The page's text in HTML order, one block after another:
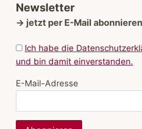
Newsletter
→ jetzt per E-Mail abonnieren
Ich habe die
und bin damit einverstanden.
E-Mail-Adresse